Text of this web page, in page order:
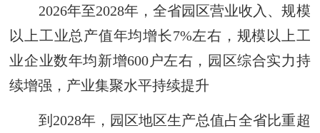
2026年至2028年，全省园区营业收入、规模
以上工业总产值年均增长7%左右，规模以上工
业企业数年均新增600户左右，园区综合实力持
续增强，产业集聚水平持续提升
到2028年，园区地区生产总值占全省比重超